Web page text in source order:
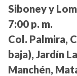
Siboney y
7:00 p. m.
Col. Palmira,
baja), Jardín
Manchén,